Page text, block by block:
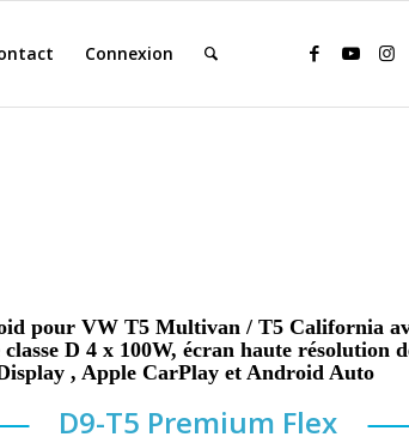
Connexion
pour VW T5 Multivan / T5 California
D 4 x 100W, écran haute résolution
, Apple CarPlay et Android Auto
D9-T5 Premium Flex